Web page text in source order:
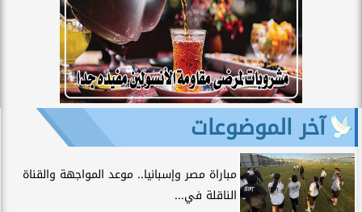
آخر الموضوعات
مباراة مصر وإسبانيا.. موعد المواجهة والقناة
الناقلة في...